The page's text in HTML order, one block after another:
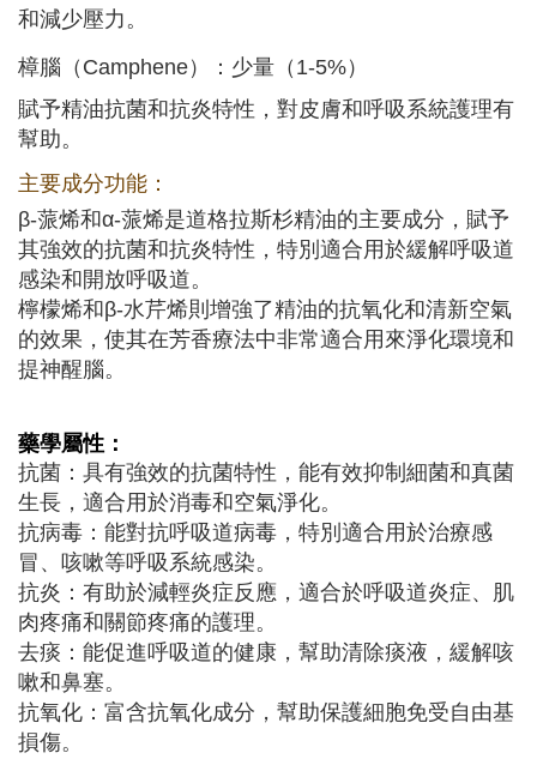
和減少壓力。
樟腦（Camphene）：少量（1-5%）
賦予精油抗菌和抗炎特性，對皮膚和呼吸系統護理有
幫助。
主要成分功能：
β-蒎烯和α-蒎烯是道格拉斯杉精油的主要成分，賦予
其強效的抗菌和抗炎特性，特別適合用於緩解呼吸道
感染和開放呼吸道。
檸檬烯和β-水芹烯則增強了精油的抗氧化和清新空氣
的效果，使其在芳香療法中非常適合用來淨化環境和
提神醒腦。
藥學屬性：
抗菌：具有強效的抗菌特性，能有效抑制細菌和真菌
生長，適合用於消毒和空氣淨化。
抗病毒：能對抗呼吸道病毒，特別適合用於治療感
冒、咳嗽等呼吸系統感染。
抗炎：有助於減輕炎症反應，適合於呼吸道炎症、肌
肉疼痛和關節疼痛的護理。
去痰：能促進呼吸道的健康，幫助清除痰液，緩解咳
嗽和鼻塞。
抗氧化：富含抗氧化成分，幫助保護細胞免受自由基
損傷。